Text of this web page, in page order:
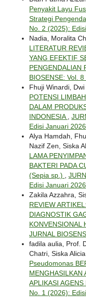
Penyakit Layu
Strategi
No. 2 (2025):
Nadia, Moralita
LITERATUR
YANG EFEKTIF
PENGENDALIAN
BIOSENSE: Vol.
Fhuji Winardi,
POTENSI
DALAM
INDONESIA,
Edisi Januari 2026
Alya Hamdah,
Nazif Zen, Siska
LAMA
BAKTERI PADA
(Sepia sp.) ,
Edisi Januari 2026
Zakila Azzahra,
REVIEW
DIAGNOSTIK
KONVENSIONAL
JURNAL
fadila aulia, Prof.
Chatri, Siska
Pseudomonas
MENGHASILKAN
APLIKASI AGENS
No. 1 (2026):